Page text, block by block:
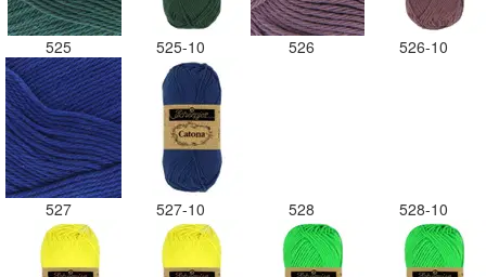
525 525-10 526 526-10
527 527-10 528 528-10